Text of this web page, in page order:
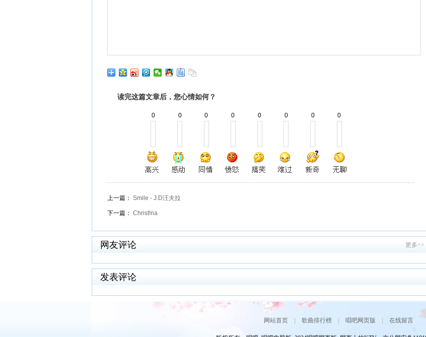
读完这篇文章后，您心情如何？
0 0 0 0 0 0 0 0
上一篇： Smile - J.D汪夫拉
下一篇： Christ!na
更多>>
网友评论
发表评论
网站首页| 歌曲排行榜| 唱吧网页版 在线留言